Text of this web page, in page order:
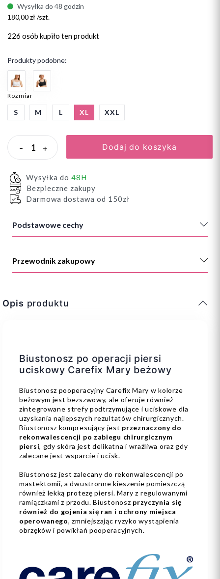
Wysyłka do 48 godzin
180,00 zł /szt.
226 osób kupiło ten produkt
Produkty podobne:
Rozmiar
S M L XL XXL
- + Dodaj do koszyka
Wysyłka do 48H
Bezpieczne zakupy
Darmowa dostawa od 150zł
Podstawowe cechy
Przewodnik zakupowy
Opis produktu
Biustonosz po operacji piersi
uciskowy Carefix Mary beżowy
Biustonosz pooperacyjny Carefix Mary w kolorze
beżowym jest bezszwowy, ale oferuje również
zintegrowane strefy podtrzymujące i uciskowe dla
uzyskania najlepszych rezultatów chirurgicznych.
Biustonosz kompresujący jest przeznaczony do
rekonwalescencji po zabiegu chirurgicznym
piersi, gdy skóra jest delikatna i wrażliwa oraz gdy
zalecane jest wsparcie i ucisk.
Biustonosz jest zalecany do rekonwalescencji po
mastektomii, a dwustronne kieszenie pomieszczą
również lekką protezę piersi. Mary z regulowanymi
ramiączkami z przodu. Biustonosz przyczynia się
również do gojenia się ran i ochrony miejsca
operowanego, zmniejszając ryzyko wystąpienia
obrzęków i powikłań pooperacyjnych.